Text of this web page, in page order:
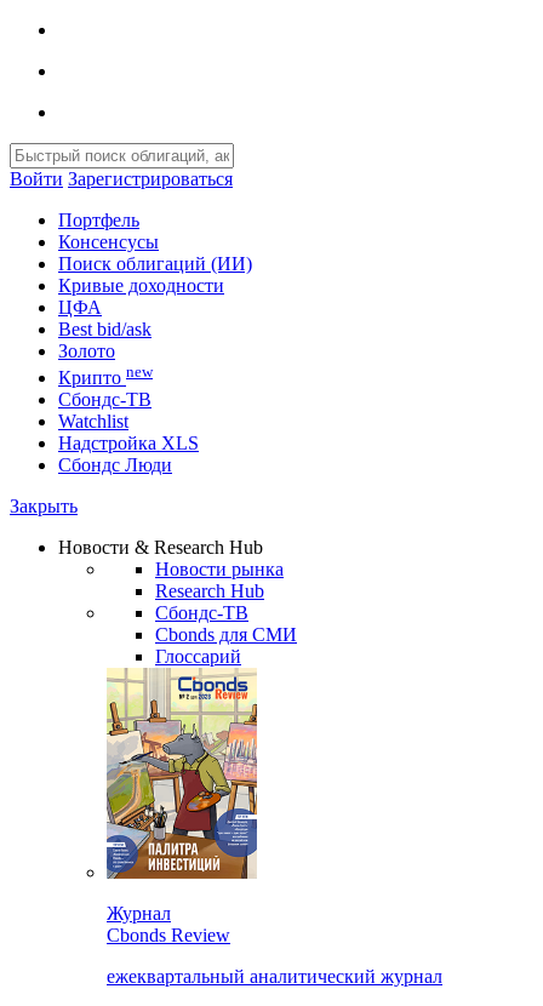
Войти Зарегистрироваться
Портфель
Консенсусы
Поиск облигаций (ИИ)
Кривые доходности
ЦФА
Best bid/ask
Золото
Крипто new
Сбондс-ТВ
Watchlist
Надстройка XLS
Сбондс Люди
Закрыть
Новости & Research Hub
Новости рынка
Research Hub
Сбондс-ТВ
Cbonds для СМИ
Глоссарий
Журнал
Cbonds Review
ежеквартальный аналитический журнал